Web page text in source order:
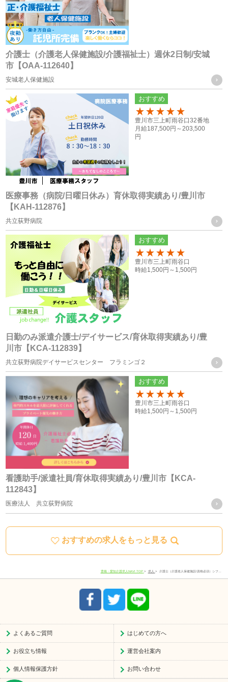
お取引様に関する個人情報
・当社グループ会社におけるサービスの提供、ご連絡、各種
打ち合わせのため
・各種お問合せ及びご要望事項への対応の為
共同利用する個人情報の取得方法
従業員や登録スタッフの方の個人情報
・入社時又は登録時にお預かりした履歴書や入社手続きに必
要なその他の書類、お問い合わせフォーム、メール、口頭
（電話等）、その他書面による取得
応募者の方への個人情報
・採用応募時に取得した履歴書、お問い合せフォーム、エン
トリーフォーム、口頭（電話等）による取得
・就職斡旋サイトや人材紹介会社からの通知による取得
お取引様の個人情報
・お問い合せフォーム、求人依頼フォーム、口頭（電話等）
またはFAXによる取得
個人情報の管理について責任を有する者の名称
・株式会社フォーテック
統計処理されたデータの利用
当社は、提供を受けた個人情報をもとに、個人を特定できな
いよう加工した統計データを作成することがあります。個人
を特定できない統計データについては、当社は何ら制限なく
利用することができるものとします。
ご質問及びご苦情の窓口
当社における個人データの取り扱いに関するご質問やご苦情
に関しては下記の窓口にご連絡ください。
住所 愛知県豊川市宿町寺前66-1
8:30-17:30
おすすめの求人をもっと見る
介護士（介護老人保健施設/介護福祉士）週休2日制/安城
市【OAA-112640】
安城老人保健施設
医療事務（病院/日曜日休み）育休取得実績あり/豊川市
【KAH-112876】
共立荻野病院
おすすめ
100
豊川市三上町雨谷口32番地
月給187,500円～203,500
円
日勤のみ派遣介護士/デイサービス/育休取得実績あり/豊
川市【KCA-112839】
共立荻野病院デイサービスセンター フラミンゴ２
おすすめ
100
豊川市三上町雨谷口
時給1,500円～ 1,500円
看護助手/派遣社員/育休取得実績あり/豊川市【KCA-
112843】
医療法人 共立荻野病院
おすすめ
100
豊川市三上町雨谷口
時給1,500円～ 1,500円
豊橋・愛知介護求人NAVI TOP 求人 介護士（介護老人保健施設/資格必須）シフ…
よくあるご質問 はじめての方へ
お役立ち情報 運営会社案内
個人情報保護方針 お問い合わせ